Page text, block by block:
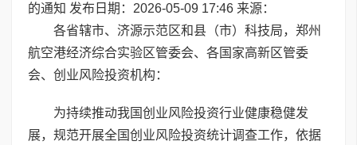
的通知 发布日期：2026-05-09 17:46 来源：
各省辖市、济源示范区和县（市）科技局，郑州
航空港经济综合实验区管委会、各国家高新区管委
会、创业风险投资机构：
为持续推动我国创业风险投资行业健康稳健发
展，规范开展全国创业风险投资统计调查工作，依据